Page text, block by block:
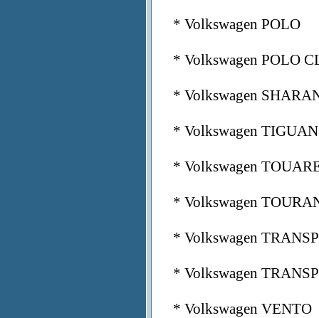
* Volkswagen POLO
* Volkswagen POLO
* Volkswagen
* Volkswagen TIGUAN
* Volkswagen
* Volkswagen
* Volkswagen
* Volkswagen
* Volkswagen VENTO